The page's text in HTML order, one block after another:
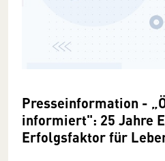
Presseinformation -
informiert": 25 Jahre
Erfolgsfaktor für